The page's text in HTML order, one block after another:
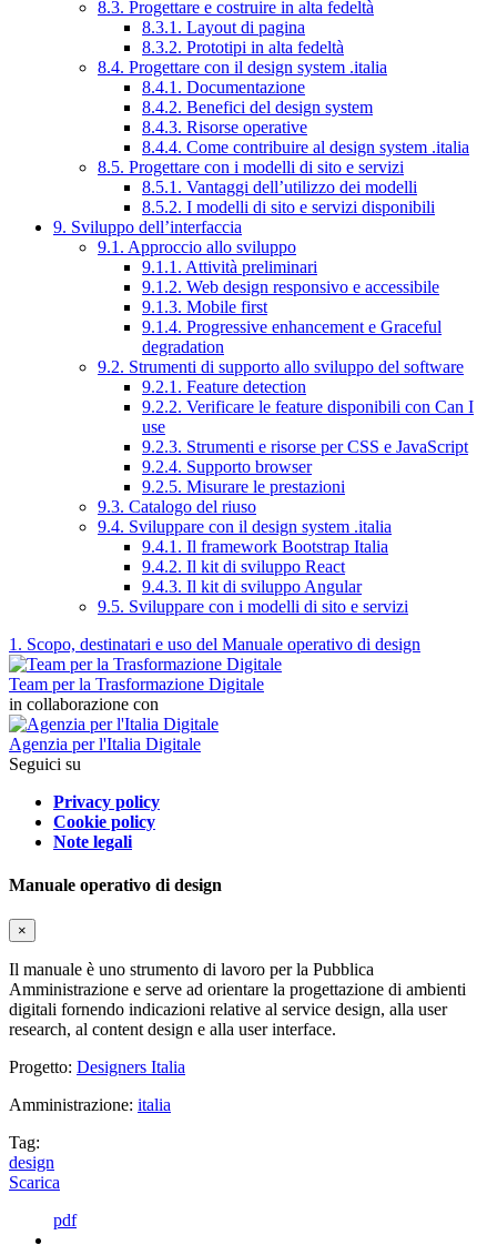
8.3. Progettare e costruire in alta fedeltà
8.3.1. Layout di pagina
8.3.2. Prototipi in alta fedeltà
8.4. Progettare con il design system .italia
8.4.1. Documentazione
8.4.2. Benefici del design system
8.4.3. Risorse operative
8.4.4. Come contribuire al design system .italia
8.5. Progettare con i modelli di sito e servizi
8.5.1. Vantaggi dell’utilizzo dei modelli
8.5.2. I modelli di sito e servizi disponibili
9. Sviluppo dell’interfaccia
9.1. Approccio allo sviluppo
9.1.1. Attività preliminari
9.1.2. Web design responsivo e accessibile
9.1.3. Mobile first
9.1.4. Progressive enhancement e Graceful
degradation
9.2. Strumenti di supporto allo sviluppo del software
9.2.1. Feature detection
9.2.2. Verificare le feature disponibili con Can I
use
9.2.3. Strumenti e risorse per CSS e JavaScript
9.2.4. Supporto browser
9.2.5. Misurare le prestazioni
9.3. Catalogo del riuso
9.4. Sviluppare con il design system .italia
9.4.1. Il framework Bootstrap Italia
9.4.2. Il kit di sviluppo React
9.4.3. Il kit di sviluppo Angular
9.5. Sviluppare con i modelli di sito e servizi
1. Scopo, destinatari e uso del Manuale operativo di design
Team per la Trasformazione Digitale
in collaborazione con
Agenzia per l'Italia Digitale
Seguici su
Privacy policy
Cookie policy
Note legali
Manuale operativo di design
×
Il manuale è uno strumento di lavoro per la Pubblica
Amministrazione e serve ad orientare la progettazione di ambienti
digitali fornendo indicazioni relative al service design, alla user
research, al content design e alla user interface.
Progetto: Designers Italia
Amministrazione: italia
Tag:
design
Scarica
pdf